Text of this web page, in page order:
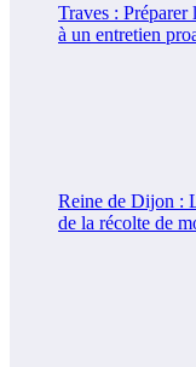
Traves : Préparer
à un entretien
Reine de Dijon :
de la récolte de